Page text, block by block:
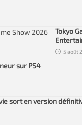
Tokyo
5 août
sur PS4
sort en version